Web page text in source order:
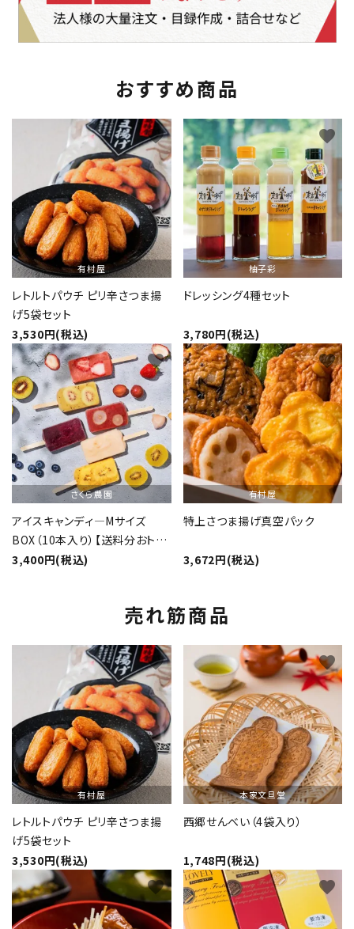
おすすめ商品
有村屋
レトルトパウチ ピリ辛さつま揚
げ5袋セット
3,530円(税込)
favorite
柚子彩
ドレッシング4種セット
3,780円(税込)
favorite
さくら農園
アイスキャンディ―Mサイズ
BOX（10本入り）【送料分おト
ク】
3,400円(税込)
favorite
有村屋
特上さつま揚げ真空パック
3,672円(税込)
favorite
売れ筋商品
有村屋
レトルトパウチ ピリ辛さつま揚
げ5袋セット
3,530円(税込)
favorite
本家文旦堂
西郷せんべい（4袋入り）
1,748円(税込)
favorite
favorite favorite